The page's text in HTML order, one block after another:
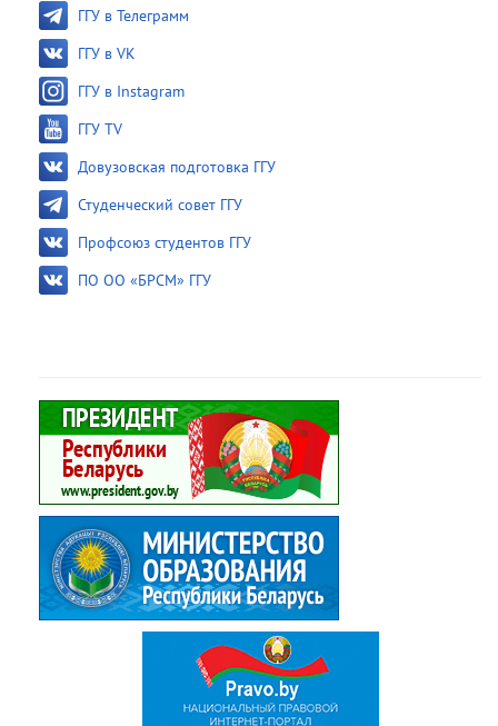
ГГУ в Телеграмм
ГГУ в VK
ГГУ в Instagram
ГГУ TV
Довузовская подготовка ГГУ
Студенческий совет ГГУ
Профсоюз студентов ГГУ
ПО ОО «БРСМ» ГГУ